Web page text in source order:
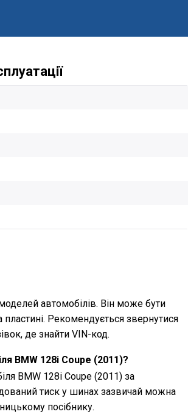
автомобілів. Він може бути
Рекомендується звернутися
де знайти VIN-код.
BMW 128i Coupe (2011)?
BMW 128i Coupe (2011) за
тиск у шинах зазвичай можна
посібнику.